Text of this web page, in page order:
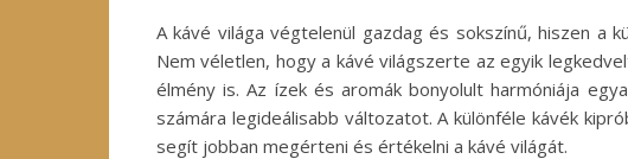
A kávé világa végtelenül gazdag és sokszínű, hiszen a
Nem véletlen, hogy a kávé világszerte az egyik
élmény is. Az ízek és aromák bonyolult harmóniája
számára legideálisabb változatot. A különféle kávék
segít jobban megérteni és értékelni a kávé világát.